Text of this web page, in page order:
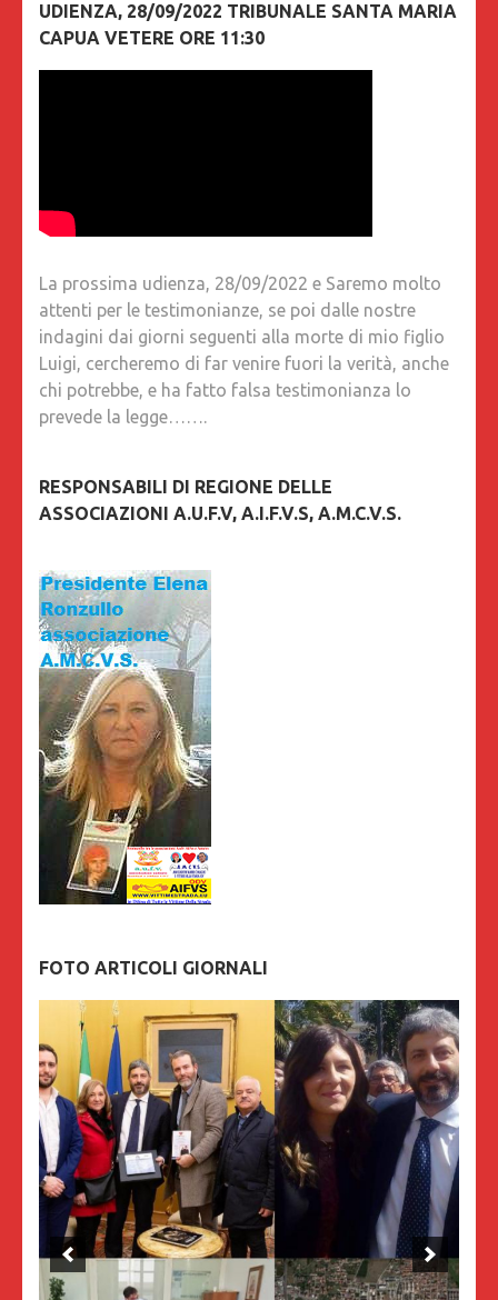
UDIENZA, 28/09/2022 TRIBUNALE SANTA MARIA
CAPUA VETERE ORE 11:30
La prossima udienza, 28/09/2022 e Saremo molto
attenti per le testimonianze, se poi dalle nostre
indagini dai giorni seguenti alla morte di mio figlio
Luigi, cercheremo di far venire fuori la verità, anche
chi potrebbe, e ha fatto falsa testimonianza lo
prevede la legge…….
RESPONSABILI DI REGIONE DELLE
ASSOCIAZIONI A.U.F.V, A.I.F.V.S, A.M.C.V.S.
FOTO ARTICOLI GIORNALI